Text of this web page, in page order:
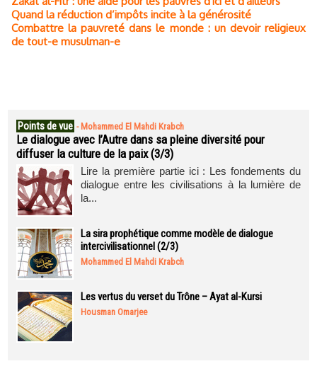
Quand la réduction d’impôts incite à la générosité
Combattre la pauvreté dans le monde : un devoir religieux
de tout-e musulman-e
Points de vue - Mohammed El Mahdi Krabch
Le dialogue avec l’Autre dans sa pleine diversité pour
diffuser la culture de la paix (3/3)
Lire la première partie ici : Les fondements du
dialogue entre les civilisations à la lumière de
la...
La sira prophétique comme modèle de dialogue
intercivilisationnel (2/3)
Mohammed El Mahdi Krabch
Les vertus du verset du Trône – Ayat al-Kursi
Housman Omarjee